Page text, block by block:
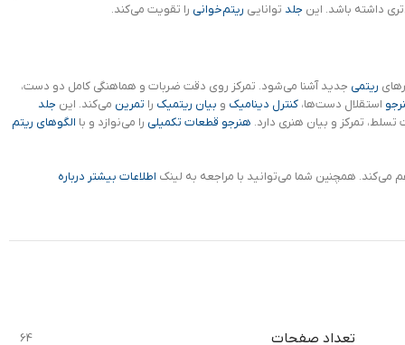
داشته باشد. این جلد توانایی ریتم‌خوانی را تقویت می‌کند.
ریتمی جدید آشنا می‌شود. تمرکز روی دقت ضربات و هماهنگی کامل دو دست،
استقلال دست‌ها، کنترل دینامیک و بیان ریتمیک را تمرین می‌کند. این جلد
تمرکز و بیان هنری دارد. هنرجو قطعات تکمیلی را می‌نوازد و با الگوهای ریتم
می‌کند. همچنین شما می‌توانید با مراجعه به لینک اطلاعات بیشتر درباره
تعداد صفحات 64